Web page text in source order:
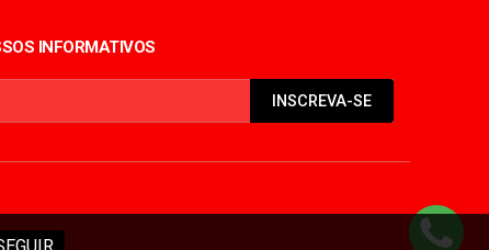
INFORMATIVOS
INSCREVA-SE